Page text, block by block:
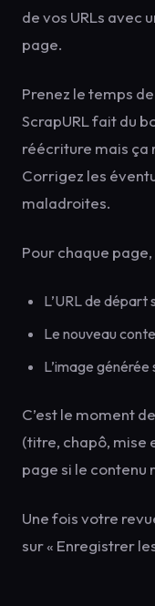
de vos URLs avec
page.
Prenez le temps
ScrapURL fait du
réécriture mais ça
Corrigez les
maladroites.
Pour chaque
L’URL de départ
Le nouveau
L’image générée
C’est le moment
(titre, chapô, mise
page si le contenu
Une fois votre
sur « Enregistrer